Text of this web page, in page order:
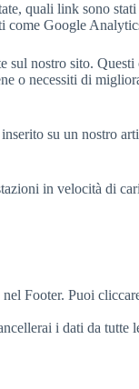
quali link sono
come Google
nostro sito.
o necessiti di
su un nostro
in velocità di
Footer. Puoi
i dati da tutte